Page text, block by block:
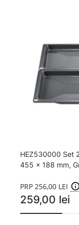
HEZ530000 Set
455 x 188 mm,
PRP 256,00 LEI
259,00 lei